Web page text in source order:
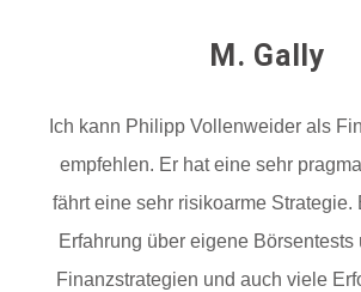
M. Gally
Ich kann Philipp Vollenweider als
empfehlen. Er hat eine sehr
fährt eine sehr risikoarme Strategie.
Erfahrung über eigene Börsentests
Finanzstrategien und auch viele